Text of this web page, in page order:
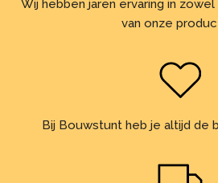
Wij hebben jaren ervaring in
van onze
Bij Bouwstunt heb je altijd de